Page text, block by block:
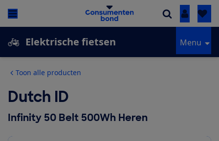
Inloggen
Elektrische fietsen Menu
Toon alle producten
Dutch ID
Infinity 50 Belt 500Wh Heren